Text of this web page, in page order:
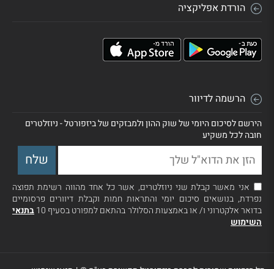
הורדת אפליקציה
הרשמה לדיוור
הירשם לסיכום היומי של שוק ההון ולמבזקים של ביזפורטל - ניוזלטרים
חובה לכל משקיע
אני מאשר קבלת שני ניוזלטרים, אשר כל אחד מהווה רשימת תפוצה
נפרדת, בנושאים סיכום יומי והתראות חמות וקבלת דיוורים פרסומיים
בדואר אלקטרוני ו/ או באמצעות הסלולר בהתאם למפורט בסעיף 10
בתנאי
השימוש